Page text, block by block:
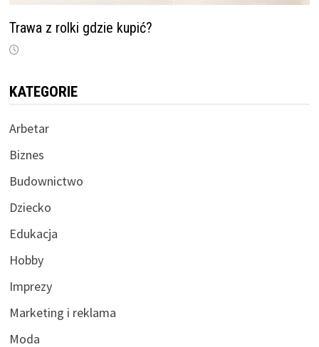
Trawa z rolki gdzie kupić?
KATEGORIE
Arbetar
Biznes
Budownictwo
Dziecko
Edukacja
Hobby
Imprezy
Marketing i reklama
Moda